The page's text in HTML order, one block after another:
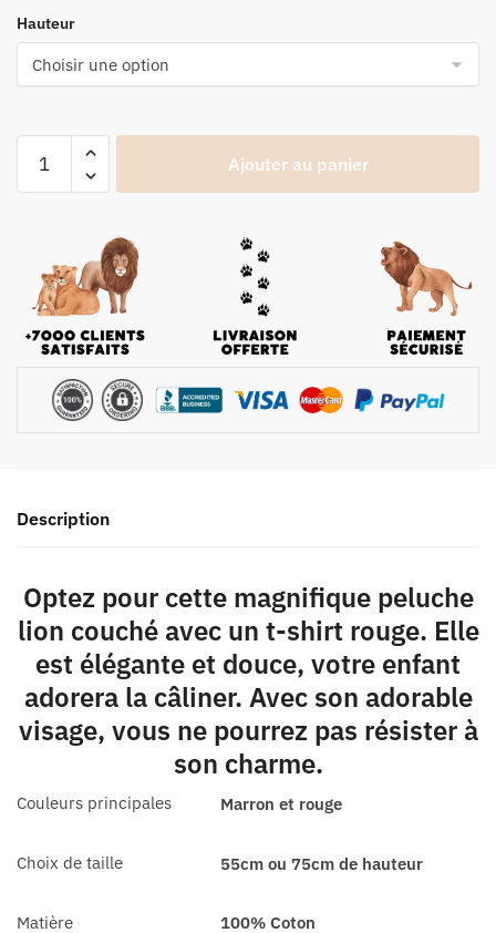
Hauteur
Ajouter au panier
Description
Optez pour cette magnifique peluche
lion couché avec un t-shirt rouge. Elle
est élégante et douce, votre enfant
adorera la câliner. Avec son adorable
visage, vous ne pourrez pas résister à
son charme.
Couleurs principales Marron et rouge
Choix de taille 55cm ou 75cm de hauteur
Matière
100% Coton